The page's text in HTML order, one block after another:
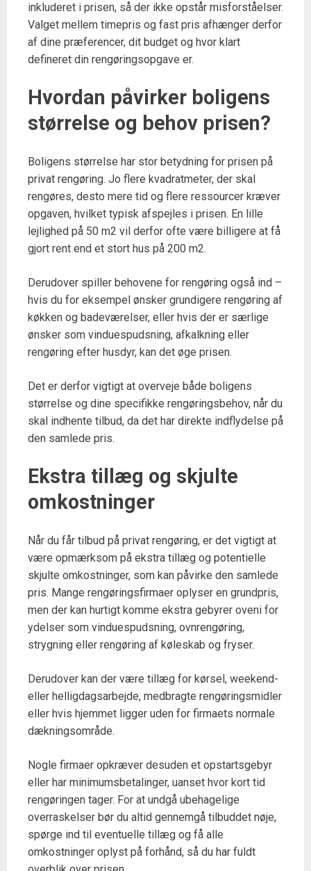
inkluderet i prisen, så der ikke opstår misforståelser.
Valget mellem timepris og fast pris afhænger derfor
af dine præferencer, dit budget og hvor klart
defineret din rengøringsopgave er.
Hvordan påvirker boligens
størrelse og behov prisen?
Boligens størrelse har stor betydning for prisen på
privat rengøring. Jo flere kvadratmeter, der skal
rengøres, desto mere tid og flere ressourcer kræver
opgaven, hvilket typisk afspejles i prisen. En lille
lejlighed på 50 m2 vil derfor ofte være billigere at få
gjort rent end et stort hus på 200 m2.
Derudover spiller behovene for rengøring også ind –
hvis du for eksempel ønsker grundigere rengøring af
køkken og badeværelser, eller hvis der er særlige
ønsker som vinduespudsning, afkalkning eller
rengøring efter husdyr, kan det øge prisen.
Det er derfor vigtigt at overveje både boligens
størrelse og dine specifikke rengøringsbehov, når du
skal indhente tilbud, da det har direkte indflydelse på
den samlede pris.
Ekstra tillæg og skjulte
omkostninger
Når du får tilbud på privat rengøring, er det vigtigt at
være opmærksom på ekstra tillæg og potentielle
skjulte omkostninger, som kan påvirke den samlede
pris. Mange rengøringsfirmaer oplyser en grundpris,
men der kan hurtigt komme ekstra gebyrer oveni for
ydelser som vinduespudsning, ovnrengøring,
strygning eller rengøring af køleskab og fryser.
Derudover kan der være tillæg for kørsel, weekend-
eller helligdagsarbejde, medbragte rengøringsmidler
eller hvis hjemmet ligger uden for firmaets normale
dækningsområde.
Nogle firmaer opkræver desuden et opstartsgebyr
eller har minimumsbetalinger, uanset hvor kort tid
rengøringen tager. For at undgå ubehagelige
overraskelser bør du altid gennemgå tilbuddet nøje,
spørge ind til eventuelle tillæg og få alle
omkostninger oplyst på forhånd, så du har fuldt